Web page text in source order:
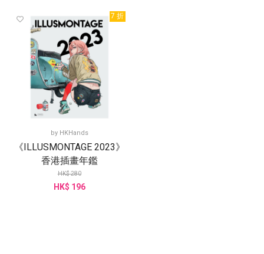
7 折
by HKHands
《ILLUSMONTAGE 2023》
香港插畫年鑑
HK$ 280
HK$ 196